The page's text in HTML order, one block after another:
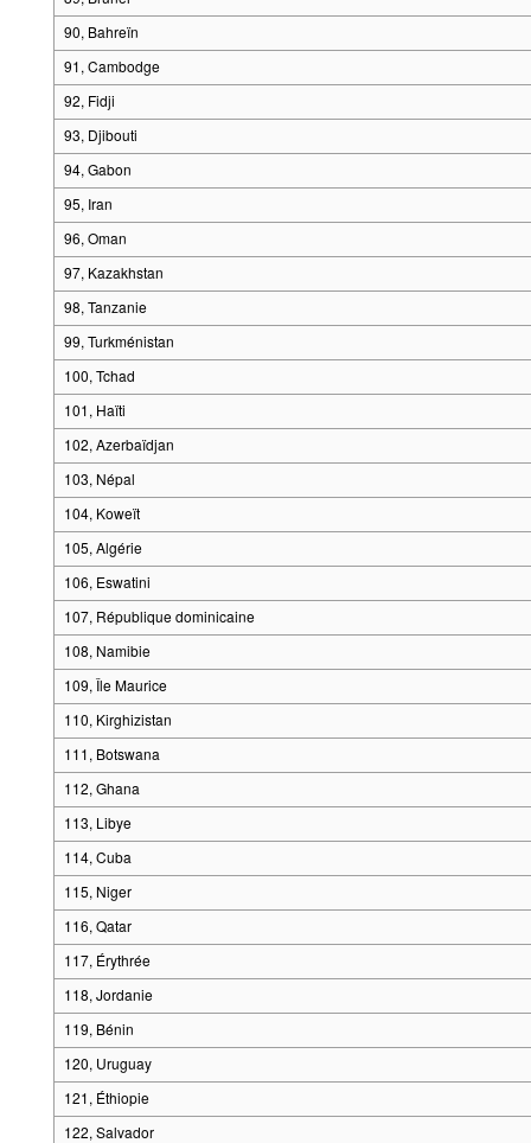
90, Bahreïn
91, Cambodge
92, Fidji
93, Djibouti
94, Gabon
95, Iran
96, Oman
97, Kazakhstan
98, Tanzanie
99, Turkménistan
100, Tchad
101, Haïti
102, Azerbaïdjan
103, Népal
104, Koweït
105, Algérie
106, Eswatini
107, République dominicaine
108, Namibie
109, Île Maurice
110, Kirghizistan
111, Botswana
112, Ghana
113, Libye
114, Cuba
115, Niger
116, Qatar
117, Érythrée
118, Jordanie
119, Bénin
120, Uruguay
121, Éthiopie
122, Salvador